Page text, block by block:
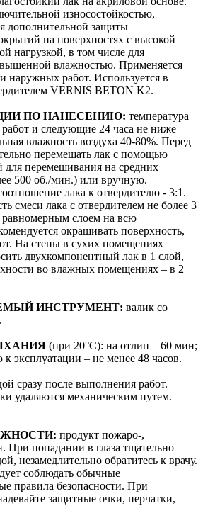
износостойкостью,
дополнительной защиты
на поверхностях с высокой
нагрузкой, в том числе для
влажностью. Применяется
наружных работ. Используется в
VERNIS BETON K2.
ПО НАНЕСЕНИЮ: температура
и следующие 24 часа не ниже
влажность воздуха 40-80%. Перед
перемешать лак с помощью
для перемешивания на средних
500 об./мин.) или вручную.
лака к отвердителю - 3:1.
смеси лака с отвердителем не более 3
равномерным слоем на всю
окрашивать поверхность,
На стены в сухих помещениях
двухкомпонентный лак в 1 слой,
во влажных помещениях – в 2
ИНСТРУМЕНТ: валик со
(при 20°С): на отлип – 60 мин;
к эксплуатации – не менее 48 часов.
сразу после выполнения работ.
удаляются механическим путем.
продукт пожаро-,
При попадании в глаза тщательно
незамедлительно обратитесь к врачу.
соблюдать обычные
правила безопасности. При
защитные очки, перчатки,